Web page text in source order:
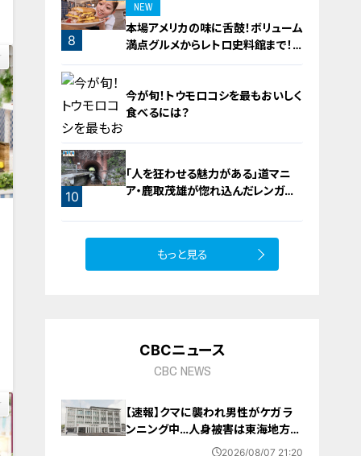
8
NEW
本場アメリカの味に舌鼓！ボリューム
満点グルメからレトロ史料館まで！
愛知・東海市の感動スポット3選
9
今が旬！トウモロコシを最もおいしく
食べるには？
10
「人を狂わせる魅力がある」道マニ
ア・鹿取茂雄が惚れ込んだレンガの
もっと見る
CBCニュース
CBC NEWS
【速報】クマに襲われ男性がケガ ラ
ンニング中…人身被害は東海地方で
今シーズン初めて 岐阜県高山市
2026/08/07 21:20